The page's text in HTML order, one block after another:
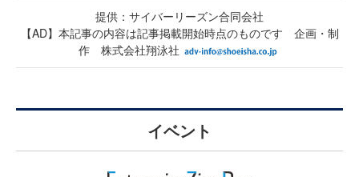
提供：サイバーリーズン合同会社
【AD】本記事の内容は記事掲載開始時点のものです 企画・制
作 株式会社翔泳社
イベント